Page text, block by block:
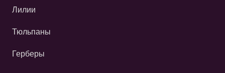
Лилии
Тюльпаны
Герберы